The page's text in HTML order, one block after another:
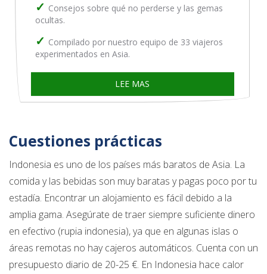
Consejos sobre qué no perderse y las gemas
ocultas.
Compilado por nuestro equipo de 33 viajeros
experimentados en Asia.
LEE MAS
Cuestiones prácticas
Indonesia es uno de los países más baratos de Asia. La
comida y las bebidas son muy baratas y pagas poco por tu
estadía. Encontrar un alojamiento es fácil debido a la
amplia gama. Asegúrate de traer siempre suficiente dinero
en efectivo (rupia indonesia), ya que en algunas islas o
áreas remotas no hay cajeros automáticos. Cuenta con un
presupuesto diario de 20-25 €. En Indonesia hace calor